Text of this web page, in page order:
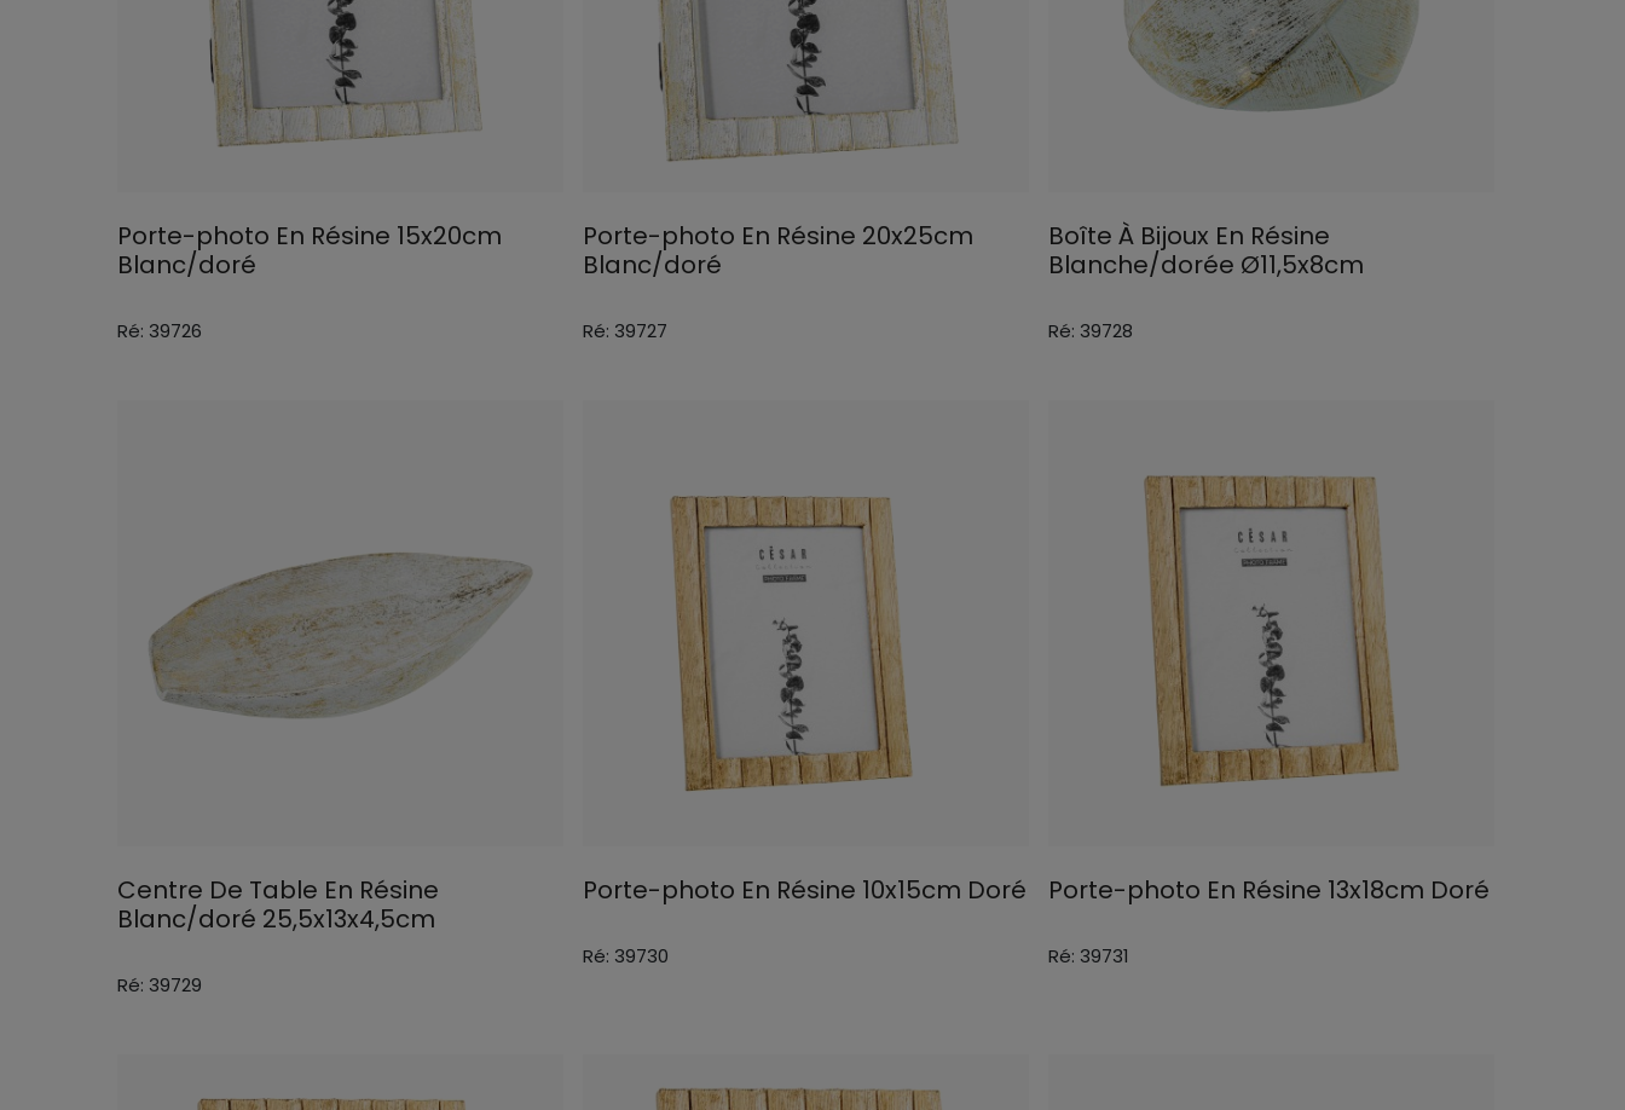
Porte-photo En Résine 15x20cm
Blanc/doré
Ré: 39726
Porte-photo En Résine 20x25cm
Blanc/doré
Ré: 39727
Boîte À Bijoux En Résine
Blanche/dorée Ø11,5x8cm
Ré: 39728
Centre De Table En Résine
Blanc/doré 25,5x13x4,5cm
Ré: 39729
Porte-photo En Résine 10x15cm Doré
Ré: 39730
Porte-photo En Résine 13x18cm Doré
Ré: 39731